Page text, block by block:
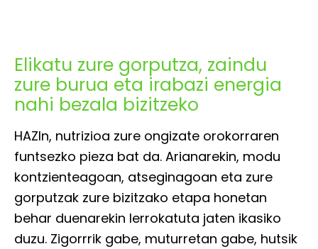
Elikatu zure gorputza, zaindu
zure burua eta irabazi energia
nahi bezala bizitzeko
HAZIn, nutrizioa zure ongizate orokorraren
funtsezko pieza bat da. Arianarekin, modu
kontzienteagoan, atseginagoan eta zure
gorputzak zure bizitzako etapa honetan
behar duenarekin lerrokatuta jaten ikasiko
duzu. Zigorrrik gabe, muturretan gabe, hutsik